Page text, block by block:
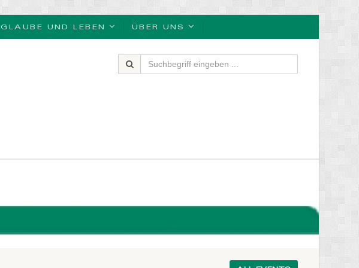
GLAUBE UND LEBEN ÜBER UNS